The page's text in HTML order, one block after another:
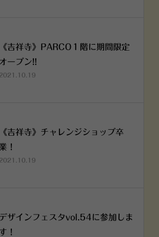
《吉祥寺》PARCO１階に期間限定
オープン!!
2021.10.19
《吉祥寺》チャレンジショップ卒
業！
2021.10.19
デザインフェスタvol.54に参加しま
す！